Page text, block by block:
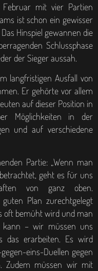
mit vier Partien
ist schon ein gewisser
Hinspiel gewannen die
Schlussphase
der Sieger aussah.
langfristigen Ausfall von
Er gehörte vor allem
auf dieser Position in
Möglichkeiten in der
und auf verschiedene
Partie: „Wenn man
geht es für uns
von ganz oben.
Plan zurechtgelegt
oft bemüht wird und man
– wir müssen uns
das erarbeiten. Es wird
eins-Duellen gegen
Zudem müssen wir mit